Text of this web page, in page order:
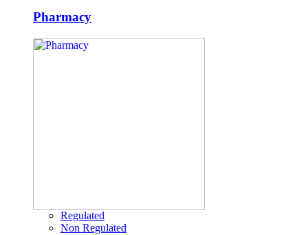
Pharmacy
Regulated
Non Regulated